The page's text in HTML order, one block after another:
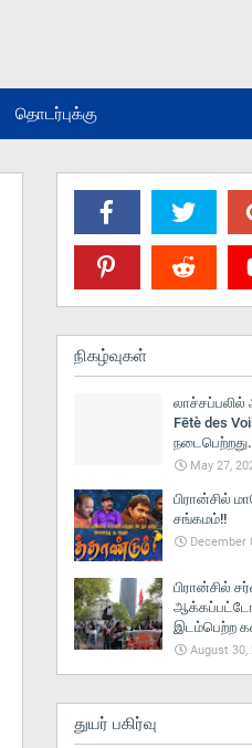
தொடர்புக்கு
நிகழ்வுகள்
லாச்சப்பலில்
Fētè des
நடைபெற்றது.
May 27,
பிரான்சில்
சங்கமம்!!
December
பிரான்சில்
இடம்பெற்ற
August 30,
துயர் பகிர்வு